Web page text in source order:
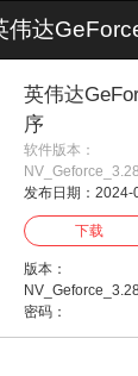
英伟达
序
软件版本：
发布日期：2024-
下载
版本：
密码：